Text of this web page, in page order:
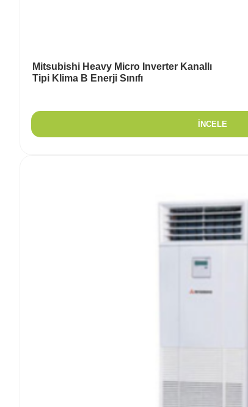
Mitsubishi Heavy Micro Inverter Kanallı
Tipi Klima B Enerji Sınıfı
İNCELE